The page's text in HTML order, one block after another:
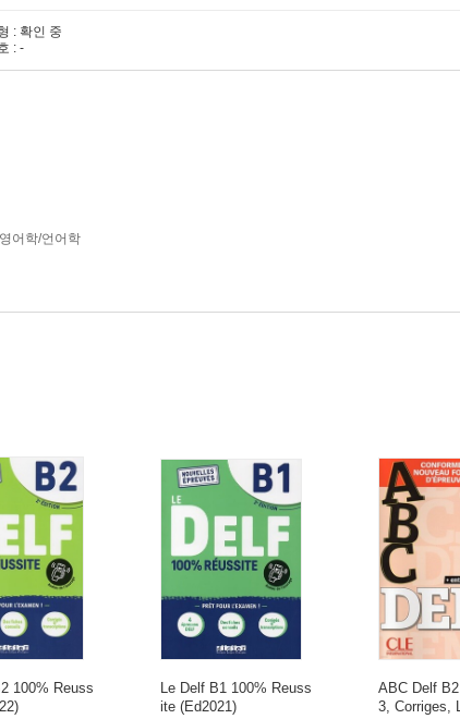
: 확인 중
: -
영어학/언어학
100% Reuss
Le Delf B1 100% Reuss
ite (Ed2021)
ABC Delf
3, Corriges,